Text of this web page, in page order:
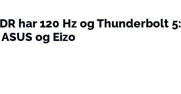
har 120 Hz og Thunderbolt 5:
og Eizo